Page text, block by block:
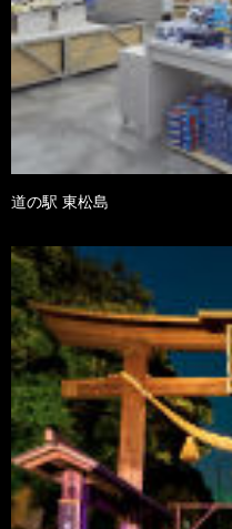
道の駅 東松島